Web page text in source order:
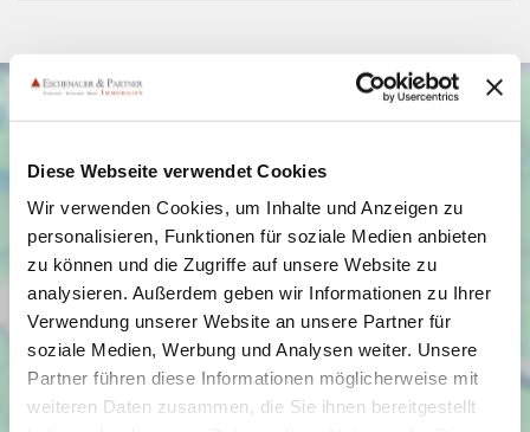
Diese Webseite verwendet Cookies
Wir verwenden Cookies, um Inhalte und Anzeigen zu
personalisieren, Funktionen für soziale Medien anbieten
zu können und die Zugriffe auf unsere Website zu
analysieren. Außerdem geben wir Informationen zu Ihrer
Verwendung unserer Website an unsere Partner für
soziale Medien, Werbung und Analysen weiter. Unsere
Partner führen diese Informationen möglicherweise mit
weiteren Daten zusammen, die Sie ihnen bereitgestellt